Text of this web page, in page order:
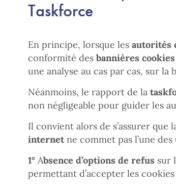
Taskforce
En principe, lorsque les autorités
conformité des bannières cookies
une analyse au cas par cas, sur la
Néanmoins, le rapport de la
non négligeable pour guider les
Il convient alors de s’assurer que
internetne commet pas l’une
1° Absence d’options de refus sur
permettant d’accepter les cookies